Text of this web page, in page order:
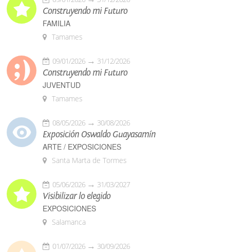
Construyendo mi Futuro
FAMILIA
Tamames
09/01/2026 31/12/2026
Construyendo mi Futuro
JUVENTUD
Tamames
08/05/2026 30/08/2026
Exposición Oswaldo Guayasamín
ARTE / EXPOSICIONES
Santa Marta de Tormes
05/06/2026 31/03/2027
Visibilizar lo elegido
EXPOSICIONES
Salamanca
01/07/2026 30/09/2026